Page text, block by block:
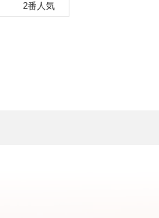
2番人気